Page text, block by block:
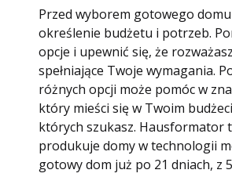
Przed wyborem gotowego
określenie budżetu i potrzeb.
opcje i upewnić się, że
spełniające Twoje wymagania.
różnych opcji może pomóc w
który mieści się w Twoim
których szukasz. Hausformator
produkuje domy w technologii
gotowy dom już po 21 dniach, z